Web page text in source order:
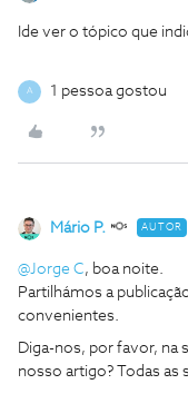
Ide ver o tópico que
A 1 pessoa gostou
Mário P. AUTOR
@Jorge C, boa noite.
Partilhámos a
convenientes.
Diga-nos, por favor, na
nosso artigo? Todas as